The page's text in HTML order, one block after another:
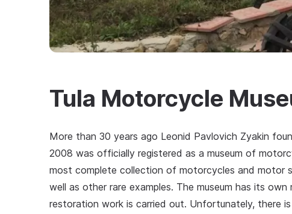
Tula Motorcycle
More than 30 years ago Leonid Pavlovich Zyakin
2008 was officially registered as a museum of
most complete collection of motorcycles and motor
well as other rare examples. The museum has its
restoration work is carried out. Unfortunately, there